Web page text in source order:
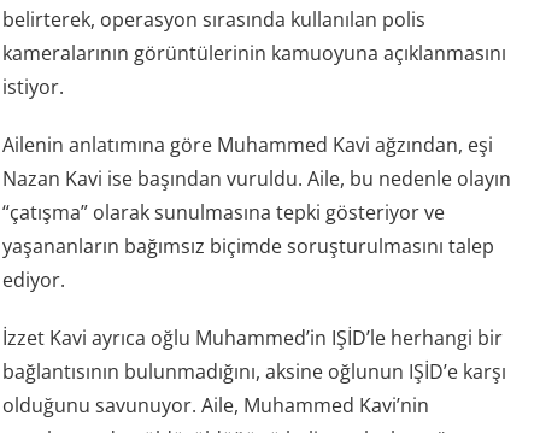
belirterek, operasyon sırasında kullanılan polis
kameralarının görüntülerinin kamuoyuna açıklanmasını
istiyor.
Ailenin anlatımına göre Muhammed Kavi ağzından, eşi
Nazan Kavi ise başından vuruldu. Aile, bu nedenle olayın
“çatışma” olarak sunulmasına tepki gösteriyor ve
yaşananların bağımsız biçimde soruşturulmasını talep
ediyor.
İzzet Kavi ayrıca oğlu Muhammed’in IŞİD’le herhangi bir
bağlantısının bulunmadığını, aksine oğlunun IŞİD’e karşı
olduğunu savunuyor. Aile, Muhammed Kavi’nin